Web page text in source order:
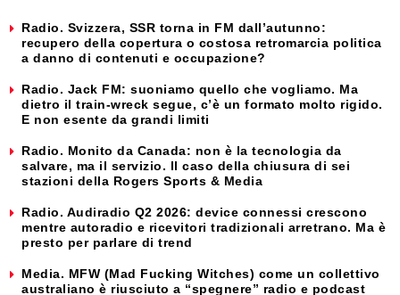
Radio. Svizzera, SSR torna in FM dall’autunno:
recupero della copertura o costosa retromarcia politica
a danno di contenuti e occupazione?
Radio. Jack FM: suoniamo quello che vogliamo. Ma
dietro il train-wreck segue, c’è un formato molto rigido.
E non esente da grandi limiti
Radio. Monito da Canada: non è la tecnologia da
salvare, ma il servizio. Il caso della chiusura di sei
stazioni della Rogers Sports & Media
Radio. Audiradio Q2 2026: device connessi crescono
mentre autoradio e ricevitori tradizionali arretrano. Ma è
presto per parlare di trend
Media. MFW (Mad Fucking Witches) come un collettivo
australiano è riusciuto a “spegnere” radio e podcast